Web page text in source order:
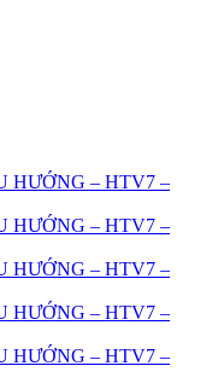
HƯỚNG – HTV7 –
HƯỚNG – HTV7 –
HƯỚNG – HTV7 –
HƯỚNG – HTV7 –
HƯỚNG – HTV7 –